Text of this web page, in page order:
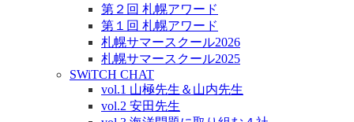
第２回 札幌アワード
第１回 札幌アワード
札幌サマースクール2026
札幌サマースクール2025
SWiTCH CHAT
vol.1 山極先生＆山内先生
vol.2 安田先生